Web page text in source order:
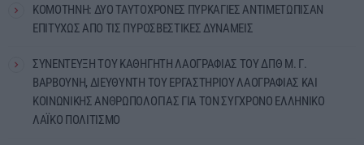
ΚΟΜΟΤΗΝΗ: ΔΥΟ ΤΑΥΤΟΧΡΟΝΕΣ ΠΥΡΚΑΓΙΕΣ ΑΝΤΙΜΕΤΩΠΙΣΑΝ
ΕΠΙΤΥΧΩΣ ΑΠΟ ΤΙΣ ΠΥΡΟΣΒΕΣΤΙΚΕΣ ΔΥΝΑΜΕΙΣ
ΣΥΝΕΝΤΕΥΞΗ ΤΟΥ ΚΑΘΗΓΗΤΗ ΛΑΟΓΡΑΦΙΑΣ ΤΟΥ ΔΠΘ Μ. Γ.
ΒΑΡΒΟΥΝΗ, ΔΙΕΥΘΥΝΤΗ ΤΟΥ ΕΡΓΑΣΤΗΡΙΟΥ ΛΑΟΓΡΑΦΙΑΣ ΚΑΙ
ΚΟΙΝΩΝΙΚΗΣ ΑΝΘΡΩΠΟΛΟΓΙΑΣ ΓΙΑ ΤΟΝ ΣΥΓΧΡΟΝΟ ΕΛΛΗΝΙΚΟ
ΛΑΪΚΟ ΠΟΛΙΤΙΣΜΟ